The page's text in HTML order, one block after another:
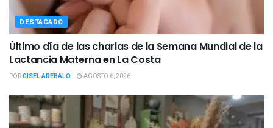
DESTACADO
Último día de las charlas de la Semana Mundial de la
Lactancia Materna en La Costa
PORGISEL AREBALO AGOSTO 6, 2026